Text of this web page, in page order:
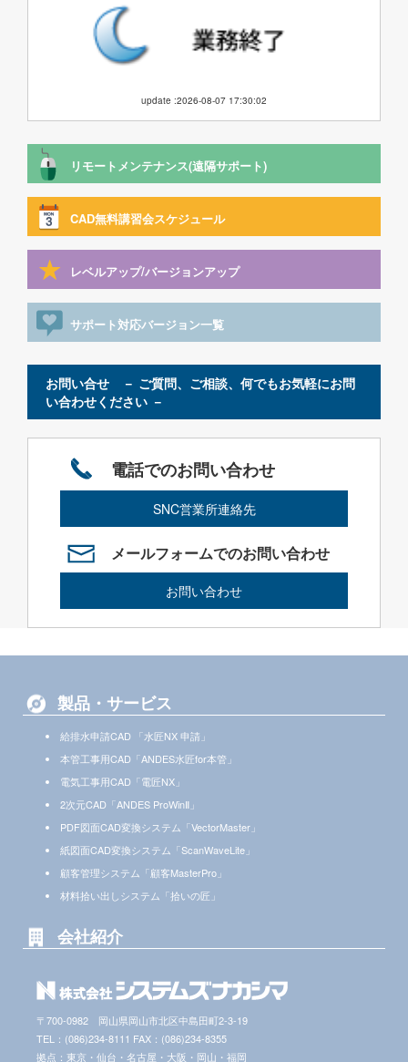
update :2026-08-07 17:30:02
リモートメンテナンス(遠隔サポート)
CAD無料講習会スケジュール
レベルアップ/バージョンアップ
サポート対応バージョン一覧
お問い合せ － ご質問、ご相談、何でもお気軽にお問
い合わせください －
電話でのお問い合わせ
SNC営業所連絡先
メールフォームでのお問い合わせ
お問い合わせ
製品・サービス
給排水申請CAD 「水匠NX 申請」
本管工事用CAD「ANDES水匠for本管」
電気工事用CAD「電匠NX」
2次元CAD「ANDES ProWinⅡ」
PDF図面CAD変換システム「VectorMaster」
紙図面CAD変換システム「ScanWaveLite」
顧客管理システム「顧客MasterPro」
材料拾い出しシステム「拾いの匠」
会社紹介
〒700-0982 岡山県岡山市北区中島田町2-3-19
TEL：(086)234-8111 FAX：(086)234-8355
拠点：東京・仙台・名古屋・大阪・岡山・福岡